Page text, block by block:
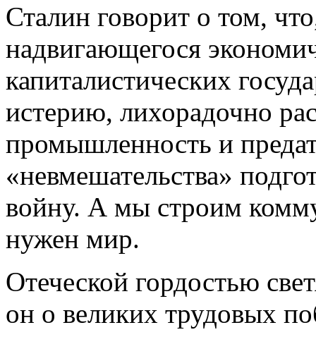
Сталин говорит о том,
надвигающегося
капиталистических
истерию, лихорадочно
промышленность и
«невмешательства»
войну. А мы строим
нужен мир.
Отеческой гордостью
он о великих трудовых